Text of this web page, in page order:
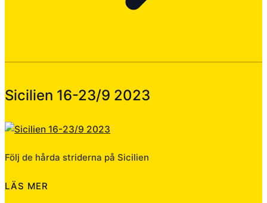
Sicilien 16-23/9 2023
Följ de hårda striderna på Sicilien
LÄS MER